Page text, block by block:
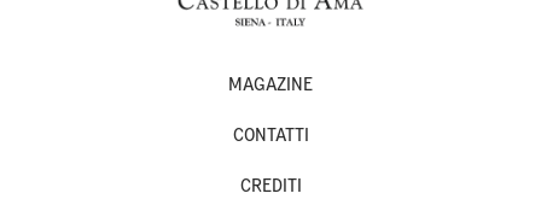
MAGAZINE
CONTATTI
CREDITI